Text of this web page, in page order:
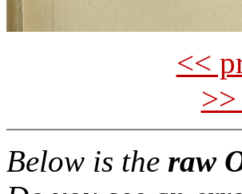
<<
Below is the raw